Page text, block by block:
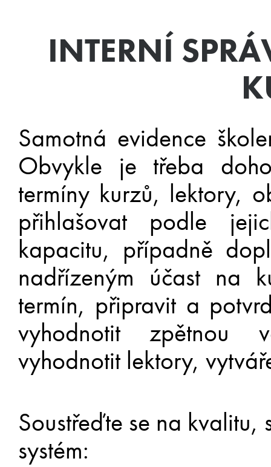
INTERNÍ
Samotná evidence
Obvykle je třeba
termíny kurzů, lektory,
přihlašovat podle
kapacitu, případně
nadřízeným účast na
termín, připravit a
vyhodnotit zpětnou
vyhodnotit lektory,
Soustřeďte se na
systém: